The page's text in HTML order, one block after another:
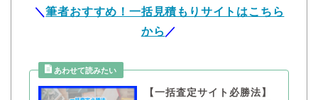
＼筆者おすすめ！一括見積もりサイトはこちら
から ／
【一括査定サイト必勝法】